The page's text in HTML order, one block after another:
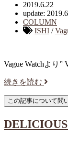
2019.6.22
update:
COLUMN
ISHI /
Vague Watchより
続きを読む